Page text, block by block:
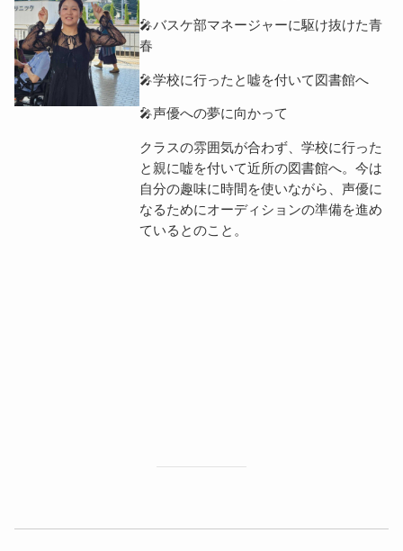
🎤バスケ部マネージャーに駆け抜けた青
春
🎤学校に行ったと嘘を付いて図書館へ
🎤声優への夢に向かって
クラスの雰囲気が合わず、学校に行った
と親に嘘を付いて近所の図書館へ。今は
自分の趣味に時間を使いながら、声優に
なるためにオーディションの準備を進め
ているとのこと。